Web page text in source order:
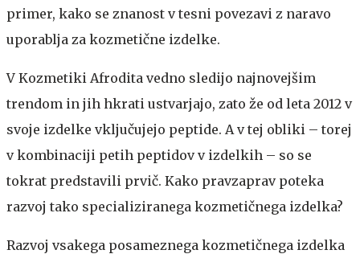
primer, kako se znanost v tesni povezavi z naravo
uporablja za kozmetične izdelke.
V Kozmetiki Afrodita vedno sledijo najnovejšim
trendom in jih hkrati ustvarjajo, zato že od leta 2012 v
svoje izdelke vključujejo peptide. A v tej obliki – torej
v kombinaciji petih peptidov v izdelkih – so se
tokrat predstavili prvič. Kako pravzaprav poteka
razvoj tako specializiranega kozmetičnega izdelka?
Razvoj vsakega posameznega kozmetičnega izdelka